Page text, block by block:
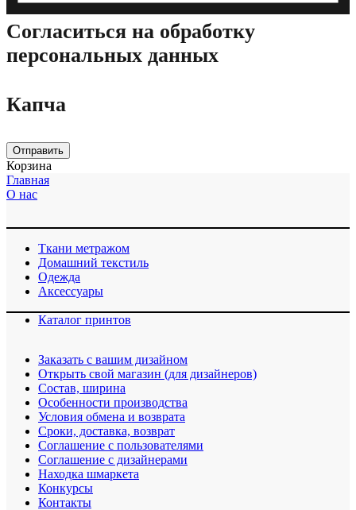
Cогласиться на обработку
персональных данных
Капча
Отправить
Корзина
Главная
О нас
Ткани метражом
Домашний текстиль
Одежда
Аксессуары
Каталог принтов
Заказать с вашим дизайном
Открыть свой магазин (для дизайнеров)
Cостав, ширина
Особенности производства
Условия обмена и возврата
Сроки, доставка, возврат
Соглашение с пользователями
Соглашение с дизайнерами
Находка шмаркета
Конкурсы
Контакты